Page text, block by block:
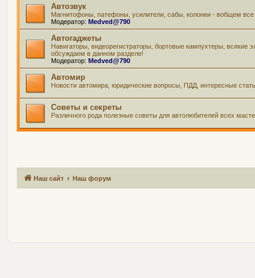
Автозвук
Магнитофоны, патефоны, усилители, сабы, колонки - вобщем
Модератор: Medved@790
Автогаджеты
Навигаторы, видеорегистраторы, бортовые кампухтеры,
обсуждаем в данном разделе!
Модератор: Medved@790
Автомир
Новости автомира, юридические вопросы, ПДД, интересные
Советы и секреты
Различного рода полезные советы для автолюбителей всех
Наш сайт Наш форум